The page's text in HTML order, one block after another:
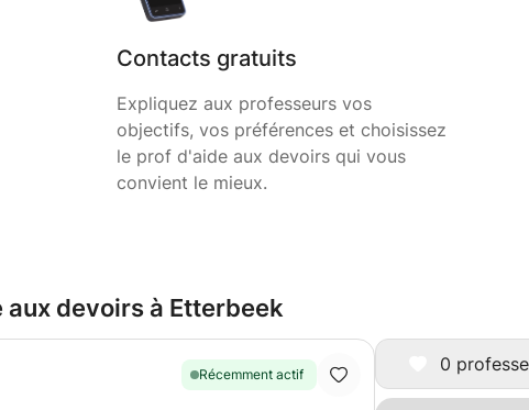
Contacts gratuits
Expliquez aux professeurs vos
objectifs, vos préférences et choisissez
le prof d'aide aux devoirs qui vous
convient le mieux.
0
devoirs à Etterbeek
Récemment actif